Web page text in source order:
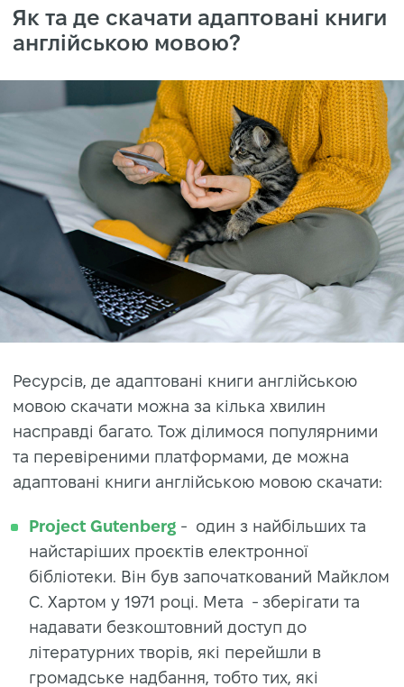
Як та де скачати адаптовані книги
англійською мовою?
Ресурсів, де адаптовані книги англійською
мовою скачати можна за кілька хвилин
насправді багато. Тож ділимося популярними
та перевіреними платформами, де можна
адаптовані книги англійською мовою скачати:
Project Gutenberg - один з найбільших та
найстаріших проєктів електронної
бібліотеки. Він був започаткований Майклом
С. Хартом у 1971 році. Мета - зберігати та
надавати безкоштовний доступ до
літературних творів, які перейшли в
громадське надбання, тобто тих, які